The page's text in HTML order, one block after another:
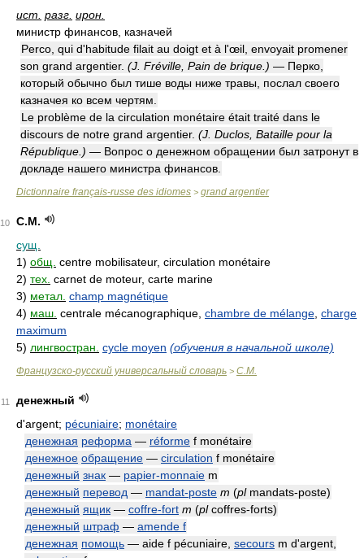
ист. разг. ирон.
министр финансов, казначей
Perco, qui d'habitude filait au doigt et à l'œil, envoyait promener
son grand argentier. (J. Fréville, Pain de brique.) — Перко,
который обычно был тише воды ниже травы, послал своего
казначея ко всем чертям.
Le problème de la circulation monétaire était traité dans le
discours de notre grand argentier. (J. Duclos, Bataille pour la
République.) — Вопрос о денежном обращении был затронут в
докладе нашего министра финансов.
Dictionnaire français-russe des idiomes > grand argentier
10
C.M.
сущ.
1) общ. centre mobilisateur, circulation monétaire
2) тех. carnet de moteur, carte marine
3) метал. champ magnétique
4) маш. centrale mécanographique, chambre de mélange charge
maximum
5) лингвостран. cycle moyen (обучения в начальной школе)
Французско-русский универсальный словарь > C.M.
11
денежный
d'argent; pécuniaire; monétaire
денежная реформа — réforme f monétaire
денежное обращение — circulation f monétaire
денежный знак — papier-monnaie m
денежный перевод — mandat-poste m (plmandats-poste)
денежный ящик — coffre-fort m (plcoffres-forts)
денежный штраф — amende f
денежная помощь — aide f pécuniaire, secours m d'argent,